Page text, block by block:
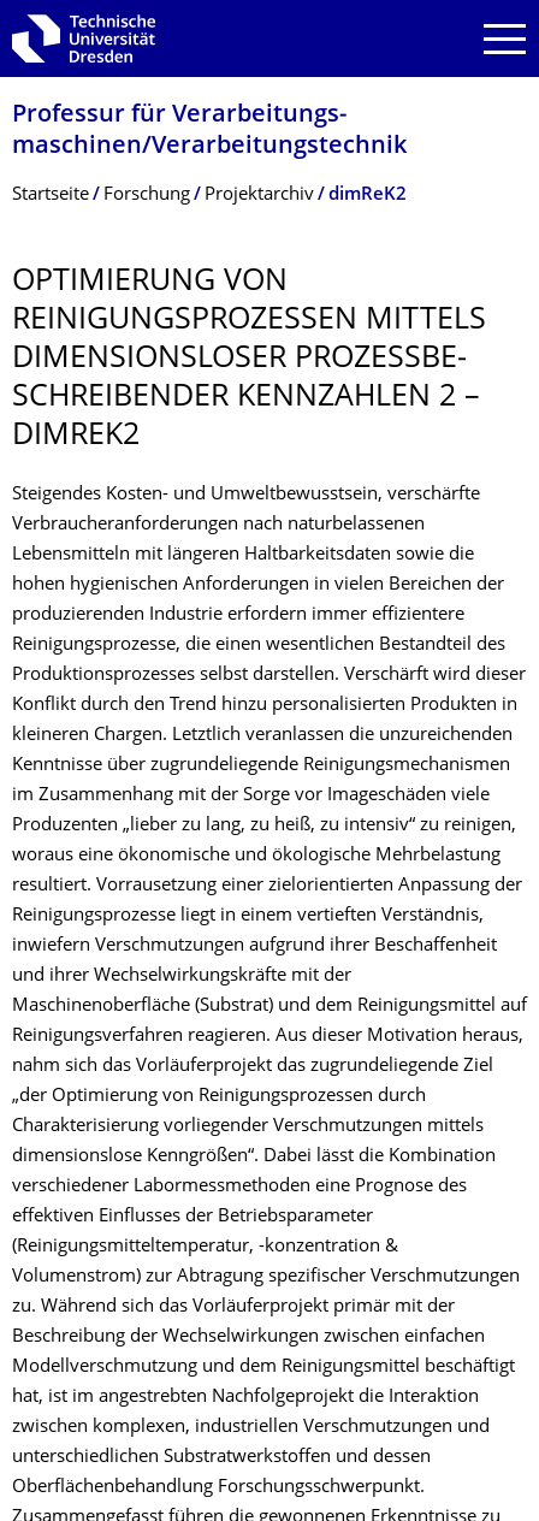
Zur Hauptnavigation springen
Zur Suche springen
Zum Inhalt springen
Professur für Verarbeitungs­
maschinen/Verarbeitungstech­nik
Breadcrumb-Menü
Startseite Forschung Projektarchiv dimReK2
OPTIMIERUNG VON
REINIGUNGSPRO­ZESSEN MITTELS
DIMENSIONSLOSER PROZESSBE­
SCHREIBENDER KENNZAHLEN 2 –
DIMREK2
Steigendes Kosten- und Umweltbewusstsein, verschärfte
Verbraucheranforderungen nach naturbelassenen
Lebensmitteln mit längeren Haltbarkeitsdaten sowie die
hohen hygienischen Anforderungen in vielen Bereichen der
produzierenden Industrie erfordern immer effizientere
Reinigungsprozesse, die einen wesentlichen Bestandteil des
Produktionsprozesses selbst darstellen. Verschärft wird dieser
Konflikt durch den Trend hinzu personalisierten Produkten in
kleineren Chargen. Letztlich veranlassen die unzureichenden
Kenntnisse über zugrundeliegende Reinigungsmechanismen
im Zusammenhang mit der Sorge vor Imageschäden viele
Produzenten „lieber zu lang, zu heiß, zu intensiv“ zu reinigen,
woraus eine ökonomische und ökologische Mehrbelastung
resultiert. Vorrausetzung einer zielorientierten Anpassung der
Reinigungsprozesse liegt in einem vertieften Verständnis,
inwiefern Verschmutzungen aufgrund ihrer Beschaffenheit
und ihrer Wechselwirkungskräfte mit der
Maschinenoberfläche (Substrat) und dem Reinigungsmittel auf
Reinigungsverfahren reagieren. Aus dieser Motivation heraus,
nahm sich das Vorläuferprojekt das zugrundeliegende Ziel
„der Optimierung von Reinigungsprozessen durch
Charakterisierung vorliegender Verschmutzungen mittels
dimensionslose Kenngrößen“. Dabei lässt die Kombination
verschiedener Labormessmethoden eine Prognose des
effektiven Einflusses der Betriebsparameter
(Reinigungsmitteltemperatur, -konzentration &
Volumenstrom) zur Abtragung spezifischer Verschmutzungen
zu. Während sich das Vorläuferprojekt primär mit der
Beschreibung der Wechselwirkungen zwischen einfachen
Modellverschmutzung und dem Reinigungsmittel beschäftigt
hat, ist im angestrebten Nachfolgeprojekt die Interaktion
zwischen komplexen, industriellen Verschmutzungen und
unterschiedlichen Substratwerkstoffen und dessen
Oberflächenbehandlung Forschungsschwerpunkt.